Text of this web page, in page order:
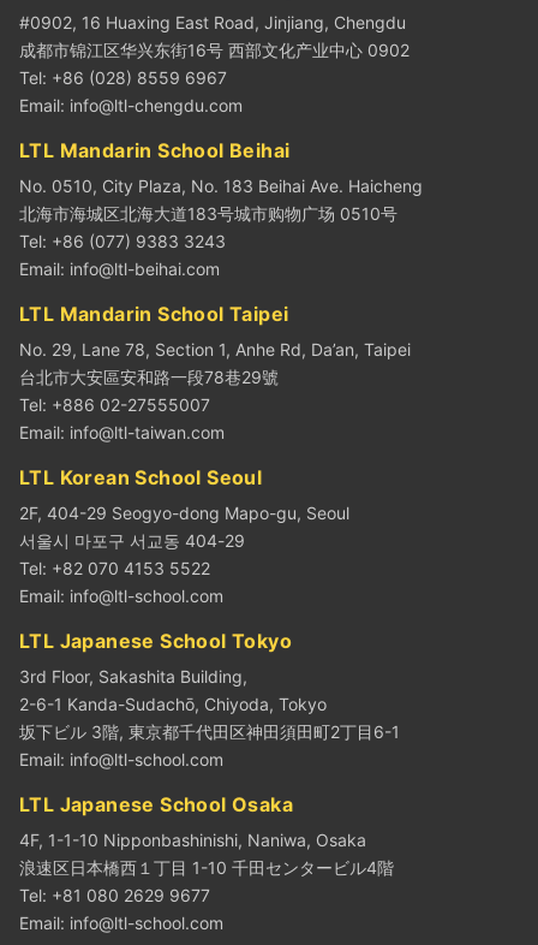
#0902, 16 Huaxing East Road, Jinjiang, Chengdu
成都市锦江区华兴东街16号 西部文化产业中心 0902
Tel: +86 (028) 8559 6967
Email: info@ltl-chengdu.com
LTL Mandarin School Beihai
No. 0510, City Plaza, No. 183 Beihai Ave. Haicheng
北海市海城区北海大道183号城市购物广场 0510号
Tel: +86 (077) 9383 3243
Email: info@ltl-beihai.com
LTL Mandarin School Taipei
No. 29, Lane 78, Section 1, Anhe Rd, Da’an, Taipei
台北市大安區安和路一段78巷29號
Tel: +886 02-27555007
Email: info@ltl-taiwan.com
LTL Korean School Seoul
2F, 404-29 Seogyo-dong Mapo-gu, Seoul
서울시 마포구 서교동 404-29
Tel: +82 070 4153 5522
Email: info@ltl-school.com
LTL Japanese School Tokyo
3rd Floor, Sakashita Building,
2-6-1 Kanda-Sudachō, Chiyoda, Tokyo
坂下ビル 3階, 東京都千代田区神田須田町2丁目6-1
Email: info@ltl-school.com
LTL Japanese School Osaka
4F, 1-1-10 Nipponbashinishi, Naniwa, Osaka
浪速区日本橋西１丁目 1-10 千田センタービル4階
Tel: +81 080 2629 9677
Email: info@ltl-school.com